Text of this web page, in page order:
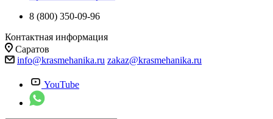
8 (800) 350-09-96
Контактная информация
Саратов
info@krasmehanika.ru zakaz@krasmehanika.ru
YouTube